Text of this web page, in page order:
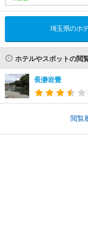
埼玉県のホ
ホテルやスポットの閲
長瀞岩畳
閲覧